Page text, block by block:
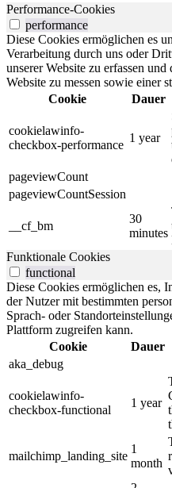
Performance-Cookies
performance
Diese Cookies ermöglichen es
Verarbeitung durch uns oder
unserer Website zu erfassen
Website zu messen sowie einer
Cookie
Dauer
cookielawinfo-
checkbox-performance
1 year
pageviewCount
pageviewCountSession
__cf_bm
30
minutes
Funktionale Cookies
functional
Diese Cookies ermöglichen es,
der Nutzer mit bestimmten
Sprach- oder
Plattform zugreifen kann.
Cookie
Dauer
aka_debug
cookielawinfo-
checkbox-functional
1 year
mailchimp_landing_site
1
month